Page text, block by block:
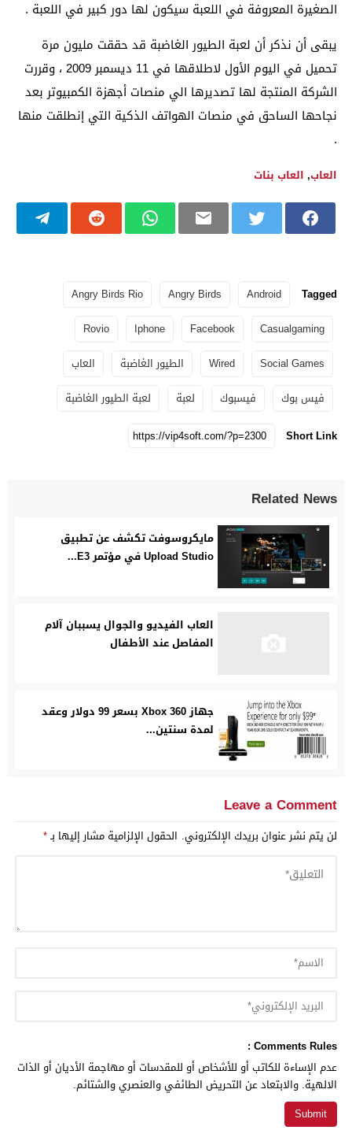
الصغيرة المعروفة في اللعبة سيكون لها دور كبير في اللعبة .
يبقى أن نذكر أن لعبة الطيور الغاضبة قد حققت مليون مرة
تحميل في اليوم الأول لاطلاقها في 11 ديسمبر 2009 ، وقررت
الشركة المنتجة لها تصديرها الي منصات أجهزة الكمبيوتر بعد
نجاحها الساحق في منصات الهواتف الذكية التي إنطلقت منها
.
العاب, العاب بنات
Tagged
Android
Angry Birds
Angry Birds Rio
Casualgaming
Facebook
Iphone
Rovio
Social Games
Wired الطيور الغاضبة
العاب
فيس بوك
فيسبوك لعبة
لعبة الطيور الغاضبة
Short Link
Related News
مايكروسوفت تكشف عن تطبيق
Upload Studio في مؤتمر E3...
العاب الفيديو والجوال يسببان آلام
المفاصل عند الأطفال
جهاز Xbox 360 بسعر 99 دولار وعقد
لمدة سنتين...
Leave a Comment
لن يتم نشر عنوان بريدك الإلكتروني. الحقول الإلزامية مشار إليها بـ*
Comments Rules :
عدم الإساءة للكاتب أو للأشخاص أو للمقدسات أو مهاجمة الأديان أو الذات
الالهية. والابتعاد عن التحريض الطائفي والعنصري والشتائم.